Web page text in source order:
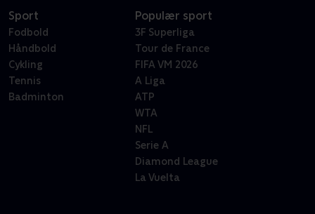
Sport
Fodbold
Håndbold
Cykling
Tennis
Badminton
Populær sport
3F Superliga
Tour de France
FIFA VM 2026
A Liga
ATP
WTA
NFL
Serie A
Diamond League
La Vuelta